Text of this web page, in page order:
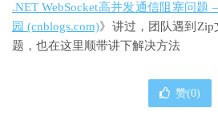
.NET WebSocket高并发通信阻塞问题
园 (cnblogs.com)》讲过，团队遇到Zip
题，也在这里顺带讲下解决方法
赞(0)